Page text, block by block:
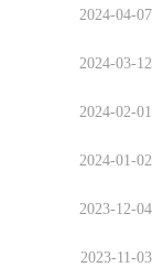
2024-04-07
2024-03-12
2024-02-01
2024-01-02
2023-12-04
2023-11-03